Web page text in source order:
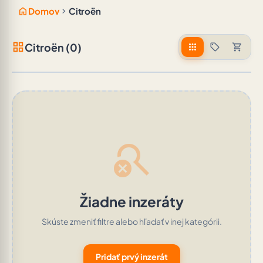
home Domov chevron_right Citroën
grid_viewCitroën (0) apps sell shopping_cart
search_off
Žiadne inzeráty
Skúste zmeniť filtre alebo hľadať v inej kategórii.
Pridať prvý inzerát